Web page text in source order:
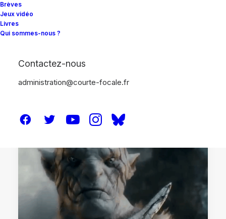
Brèves
Jeux vidéo
Livres
Qui sommes-nous ?
Contactez-nous
administration@courte-focale.fr